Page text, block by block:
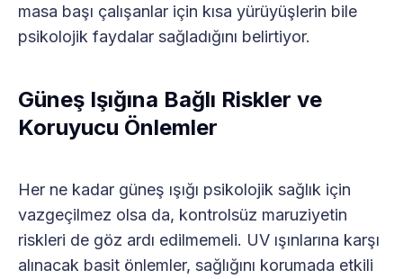
masa başı çalışanlar için kısa yürüyüşlerin bile
psikolojik faydalar sağladığını belirtiyor.
Güneş Işığına Bağlı Riskler ve
Koruyucu Önlemler
Her ne kadar güneş ışığı psikolojik sağlık için
vazgeçilmez olsa da, kontrolsüz maruziyetin
riskleri de göz ardı edilmemeli. UV ışınlarına karşı
alınacak basit önlemler, sağlığını korumada etkili